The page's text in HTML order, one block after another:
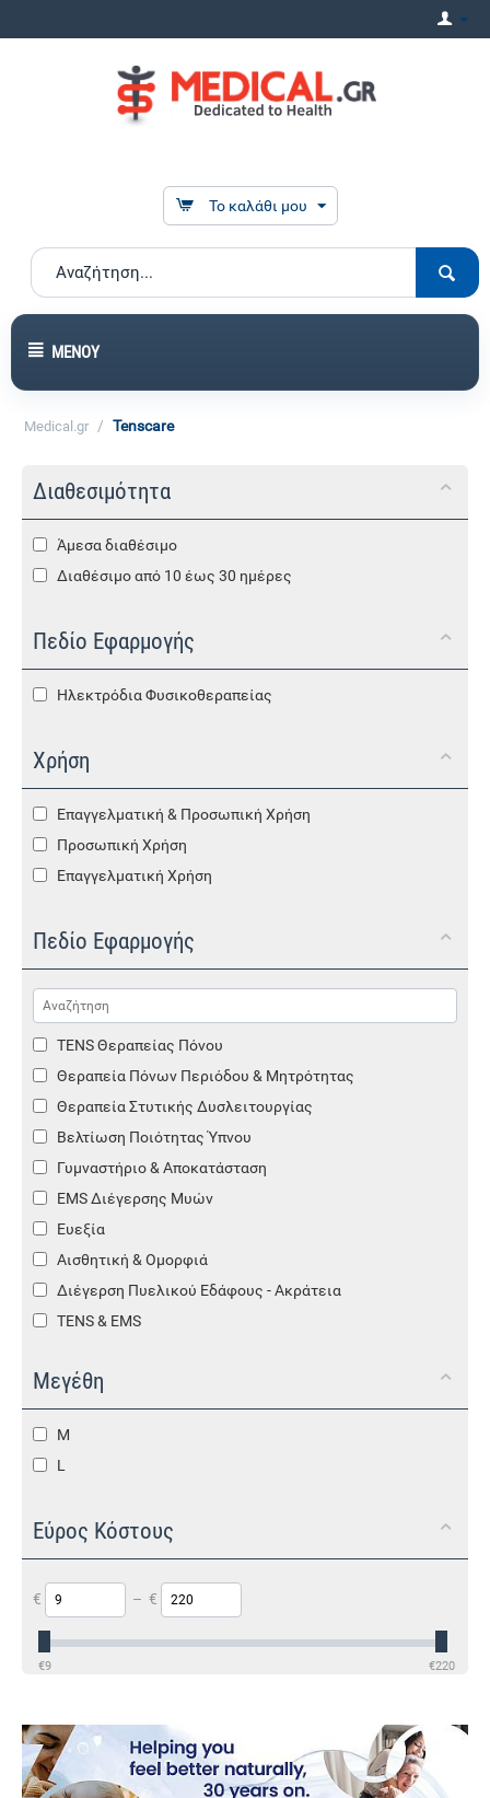
Το καλάθι μου
ΜΕΝΟΎ
Medical.gr / Tenscare
Διαθεσιμότητα
Άμεσα διαθέσιμο
Διαθέσιμο από 10 έως 30 ημέρες
Πεδίο Εφαρμογής
Ηλεκτρόδια Φυσικοθεραπείας
Χρήση
Επαγγελματική & Προσωπική Χρήση
Προσωπική Χρήση
Επαγγελματική Χρήση
Πεδίο Εφαρμογής
TENS Θεραπείας Πόνου
Θεραπεία Πόνων Περιόδου & Μητρότητας
Θεραπεία Στυτικής Δυσλειτουργίας
Βελτίωση Ποιότητας Ύπνου
Γυμναστήριο & Αποκατάσταση
EMS Διέγερσης Μυών
Ευεξία
Αισθητική & Ομορφιά
Διέγερση Πυελικού Εδάφους - Ακράτεια
TENS & EMS
Μεγέθη
M
L
Εύρος Κόστους
€ – €
€9 €220